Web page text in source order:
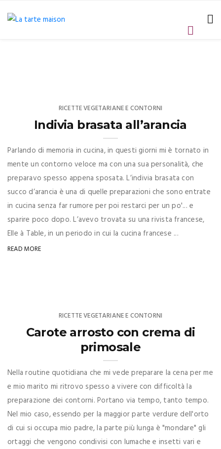
RICETTE VEGETARIANE E CONTORNI
Indivia brasata all’arancia
Parlando di memoria in cucina, in questi giorni mi è tornato in
mente un contorno veloce ma con una sua personalità, che
preparavo spesso appena sposata. L’indivia brasata con
succo d’arancia è una di quelle preparazioni che sono entrate
in cucina senza far rumore per poi restarci per un po'... e
sparire poco dopo. L’avevo trovata su una rivista francese,
Elle à Table, in un periodo in cui la cucina francese ...
READ MORE
RICETTE VEGETARIANE E CONTORNI
Carote arrosto con crema di
primosale
Nella routine quotidiana che mi vede preparare la cena per me
e mio marito mi ritrovo spesso a vivere con difficoltà la
preparazione dei contorni. Portano via tempo, tanto tempo.
Nel mio caso, essendo per la maggior parte verdure dell'orto
di cui si occupa mio padre, la parte più lunga è "mondare" gli
ortaggi che vengono condivisi con lumache e insetti vari e